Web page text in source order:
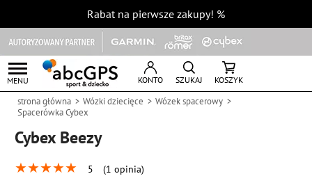
Rabat na pierwsze zakupy! %
MENU KONTO SZUKAJ KOSZYK
strona główna Wózki dziecięce
Wózek spacerowy
Spacerówka Cybex
Cybex Beezy
★★★★★ 5 (1 opinia)